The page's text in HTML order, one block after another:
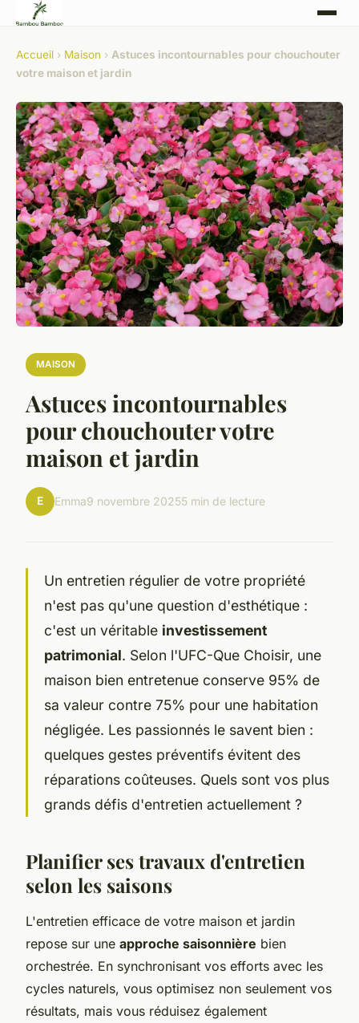
Accueil › Maison › Astuces incontournables pour chouchouter
votre maison et jardin
MAISON
Astuces incontournables
pour chouchouter votre
maison et jardin
E Emma9 novembre 20255 min de lecture
Un entretien régulier de votre propriété
n'est pas qu'une question d'esthétique :
c'est un véritable investissement
patrimonial. Selon l'UFC-Que Choisir, une
maison bien entretenue conserve 95% de
sa valeur contre 75% pour une habitation
négligée. Les passionnés le savent bien :
quelques gestes préventifs évitent des
réparations coûteuses. Quels sont vos plus
grands défis d'entretien actuellement ?
Planifier ses travaux d'entretien
selon les saisons
L'entretien efficace de votre maison et jardin
repose sur une approche saisonnière bien
orchestrée. En synchronisant vos efforts avec les
cycles naturels, vous optimisez non seulement vos
résultats, mais vous réduisez également